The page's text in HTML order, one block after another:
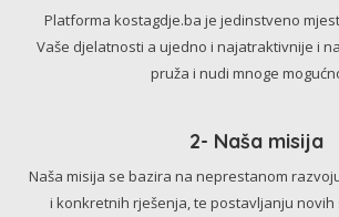
Platforma kostagdje.ba je jedinstveno
Vaše djelatnosti a ujedno i najatraktivnije i
pruža i nudi mnoge
2- Naša misija
Naša misija se bazira na neprestanom
i konkretnih rješenja, te postavljanju